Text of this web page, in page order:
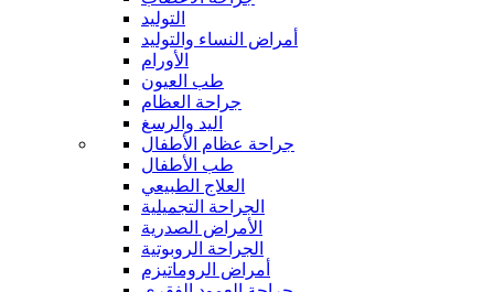
التوليد
أمراض النساء والتوليد
الأورام
طب العيون
جراحة العظام
اليد والرسغ
جراحة عظام الأطفال
طب الأطفال
العلاج الطبيعي
الجراحة التجميلية
الأمراض الصدرية
الجراحة الروبوتية
أمراض الروماتيزم